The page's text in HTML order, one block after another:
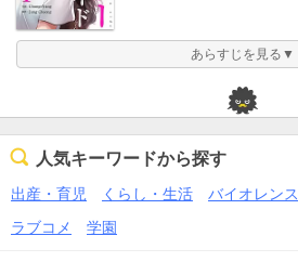
あらすじを見る▼
人気キーワードから探す
出産・育児 くらし・生活 バイオレンス
ラブコメ
学園